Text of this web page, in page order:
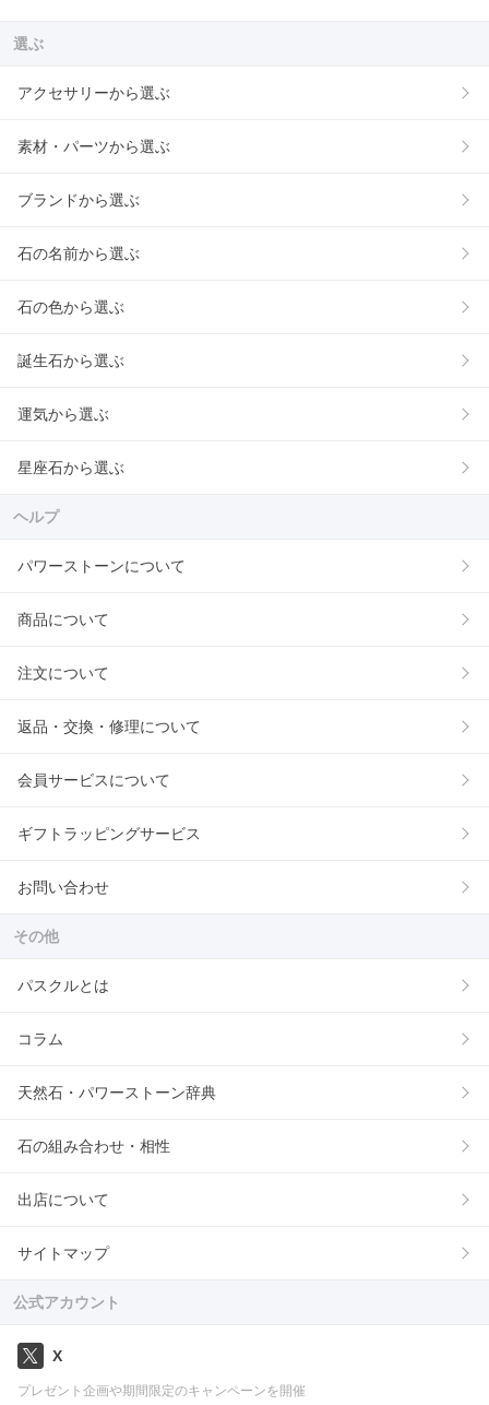
選ぶ
アクセサリーから選ぶ
素材・パーツから選ぶ
ブランドから選ぶ
石の名前から選ぶ
石の色から選ぶ
誕生石から選ぶ
運気から選ぶ
星座石から選ぶ
ヘルプ
パワーストーンについて
商品について
注文について
返品・交換・修理について
会員サービスについて
ギフトラッピングサービス
お問い合わせ
その他
パスクルとは
コラム
天然石・パワーストーン辞典
石の組み合わせ・相性
出店について
サイトマップ
公式アカウント
X
プレゼント企画や期間限定のキャンペーンを開催